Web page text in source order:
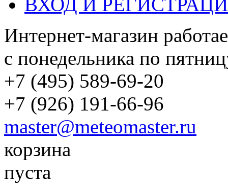
ВХОД И
Интернет-магазин
с понедельника по
+7 (495) 589-69-20
+7 (926) 191-66-96
master@meteomaster.ru
корзина
пуста